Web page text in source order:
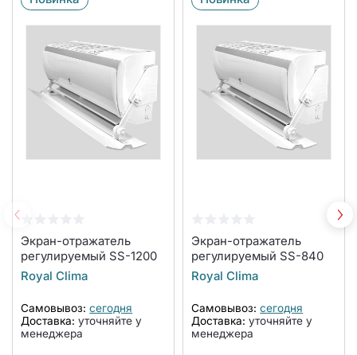
Экран-отражатель
регулируемый SS-1200
Royal Clima
Самовывоз: сегодня
Доставка: уточняйте у
менеджера
Экран-отражатель
регулируемый SS-840
Royal Clima
Самовывоз: сегодня
Доставка: уточняйте у
менеджера